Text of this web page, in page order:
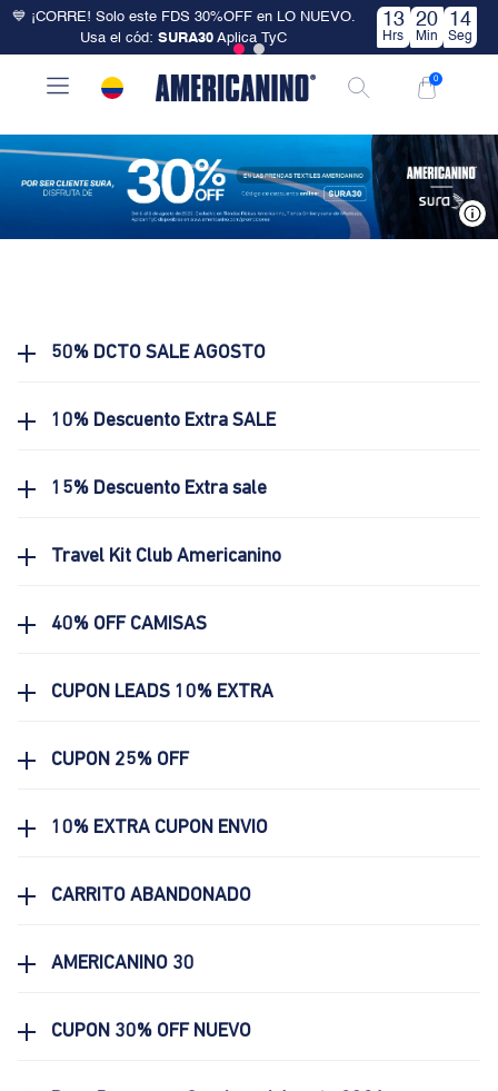
💙 ¡CORRE! Solo este FDS 30%OFF en LO NUEVO.
Usa el cód:SURA30 Aplica TyC
13
Hrs
20
Min
14
Seg
0
50% DCTO SALE AGOSTO
10% Descuento Extra SALE
15% Descuento Extra sale
Travel Kit Club Americanino
40% OFF CAMISAS
CUPON LEADS 10% EXTRA
CUPON 25% OFF
10% EXTRA CUPON ENVIO
CARRITO ABANDONADO
AMERICANINO 30
CUPON 30% OFF NUEVO